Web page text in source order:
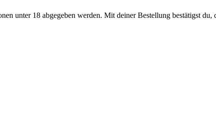
unter 18 abgegeben werden. Mit deiner Bestellung bestätigst du,